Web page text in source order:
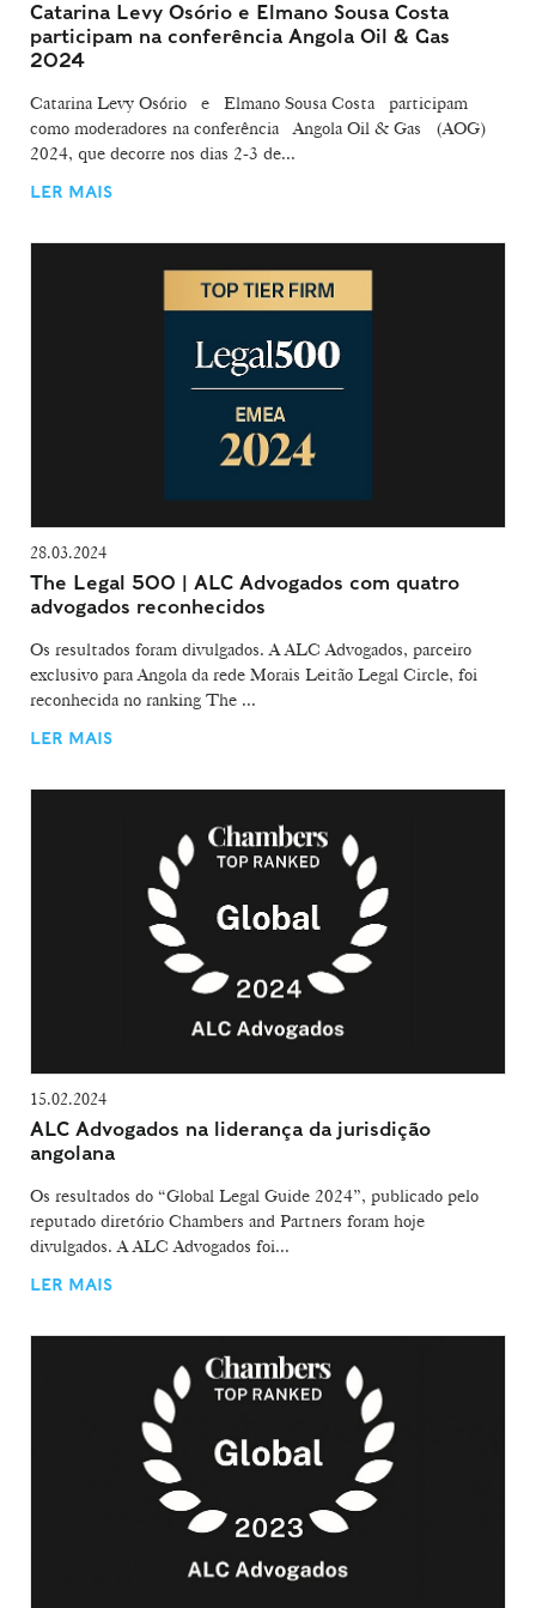
Catarina Levy Osório e Elmano Sousa Costa
participam na conferência Angola Oil & Gas
2024
Catarina Levy Osório e Elmano Sousa Costa participam
como moderadores na conferência Angola Oil & Gas (AOG)
2024, que decorre nos dias 2-3 de...
LER MAIS
28.03.2024
The Legal 500 | ALC Advogados com quatro
advogados reconhecidos
Os resultados foram divulgados. A ALC Advogados, parceiro
exclusivo para Angola da rede Morais Leitão Legal Circle, foi
reconhecida no ranking The ...
LER MAIS
15.02.2024
ALC Advogados na liderança da jurisdição
angolana
Os resultados do “Global Legal Guide 2024”, publicado pelo
reputado diretório Chambers and Partners foram hoje
divulgados. A ALC Advogados foi...
LER MAIS